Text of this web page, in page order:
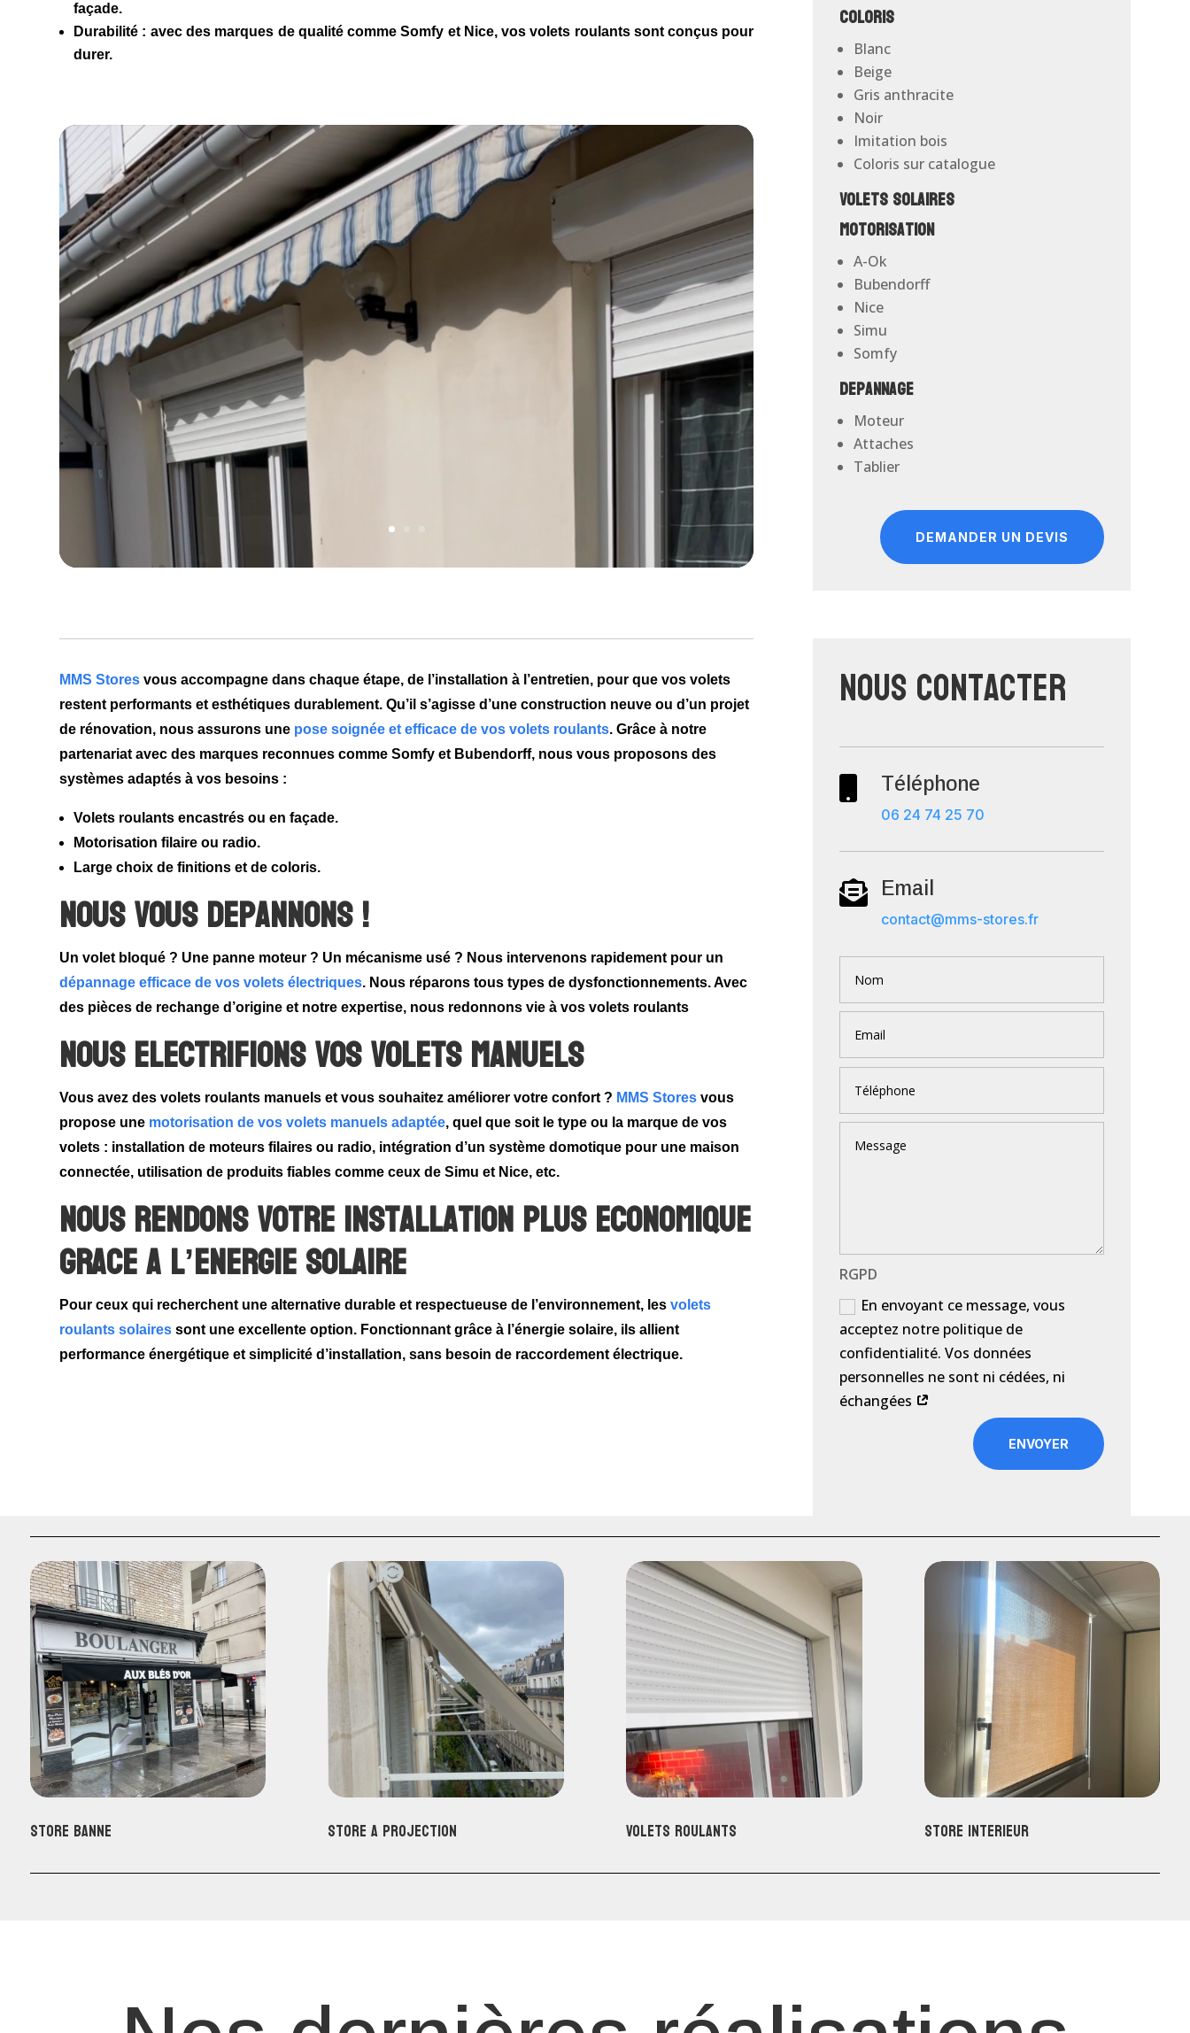
façade.
Durabilité : avec des marques de qualité commeSomfy et Nice, vos volets roulants sont conçus pour
durer.
Lecteur
vidéo
Coloris
Blanc
Beige
Gris anthracite
Noir
Imitation bois
Coloris sur catalogue
Volets solaires
Motorisation
A-Ok
Bubendorff
Nice
Simu
Somfy
Depannage
Moteur
Attaches
Tablier
DEMANDER UN DEVIS
MMS Stores vous accompagne dans chaque étape, de l’installation à l’entretien, pour que vos volets
restent performants et esthétiques durablement. Qu’il s’agisse d’une construction neuve ou d’un projet
de rénovation, nous assurons une pose soignée et efficace de vos volets roulants. Grâce à notre
partenariat avec des marques reconnues commeSomfy et Bubendorff, nous vous proposons des
systèmes adaptés à vos besoins :
Volets roulants encastrés ou en façade.
Motorisation filaire ou radio.
Large choix de finitions et de coloris.
Nous vous depannons !
Un volet bloqué ? Une panne moteur ? Un mécanisme usé ? Nous intervenons rapidement pour un
dépannage efficace de vos volets électriques. Nous réparons tous types de dysfonctionnements.Avec
des pièces de rechange d’origine et notre expertise, nous redonnons vie à vos volets roulants
Nous electrifions vos volets manuels
Vous avez des volets roulants manuels et vous souhaitez améliorer votre confort ? MMS Stores vous
propose une motorisation de vos volets manuels adaptée, quel que soit le type ou la marque de vos
volets : installation de moteurs filaires ou radio, intégration d’un système domotique pour une maison
connectée, utilisation de produits fiables comme ceux deSimu et Nice, etc.
Nous rendons votre installation plus economique
grace a l’energie solaire
Pour ceux qui recherchent une alternative durable et respectueuse de l’environnement, lesvolets
roulants solaires sont une excellente option. Fonctionnant grâce à l’énergie solaire, ils allient
performance énergétique etsimplicité d’installation, sans besoin de raccordement électrique.
Nous contacter
Téléphone
06 24 74 25 70
 Email
contact@mms-stores.fr
RGPD
En envoyant ce message, vous
acceptez notre politique de
confidentialité. Vos données
personnelles ne sont ni cédées, ni
échangées
ENVOYER
Store banne Store A projection Volets roulants Store interieur